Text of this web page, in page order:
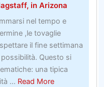
in Arizona
nel tempo e
,le tovaglie
il fine settimana
Questo si
una tipica
... Read Moreabout